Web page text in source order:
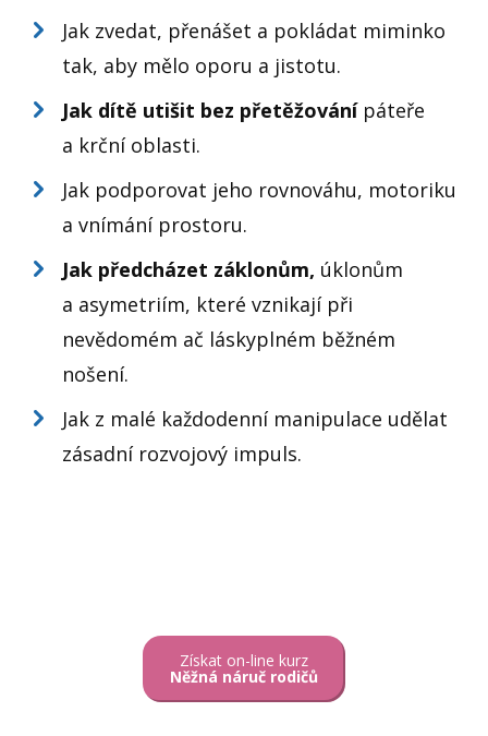
Jak zvedat, přenášet a pokládat miminko
tak, aby mělo oporu a jistotu.
Jak dítě utišit bez přetěžovánípáteře
a krční oblasti.
Jak podporovat jeho rovnováhu, motoriku
a vnímání prostoru.
Jak předcházet záklonům, úklonům
a asymetriím, které vznikají při
nevědomém ač láskyplném běžném
nošení.
Jak z malé každodenní manipulace udělat
zásadní rozvojový impuls.
Získat on-line kurz
Něžná náruč rodičů